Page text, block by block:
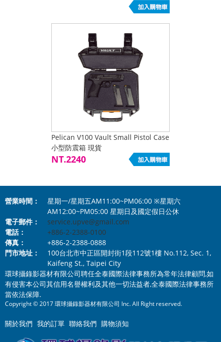
Pelican V100 Vault Small Pistol Case
小型防震箱 現貨
NT.2240
營業時間：
星期一/星期五AM11:00~PM06:00 ※星期六
AM12:00~PM05:00 星期日及國定假日公休
電子郵件：
service.upve@gmail.com
電話：
+886-2-2388-0100
傳真：
+886-2-2388-0888
門市地址：
100台北市中正區開封街1段112號1樓 No.112, Sec. 1,
Kaifeng St., Taipei City
環球攝錄影器材有限公司聘任全泰國際法律事務所為常年法律顧問,如
有侵害本公司其信用名譽權利及其他一切法益者,全泰國際法律事務所
當依法保障.
Copyright © 2017 環球攝錄影器材有限公司 Inc. All Right reserved.
關於我們 我的訂單 聯絡我們 購物須知